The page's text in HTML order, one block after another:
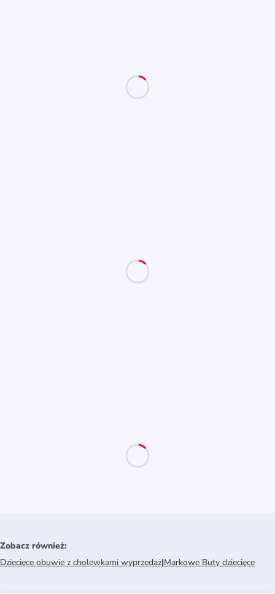
Zobacz również:
Dziecięce obuwie z cholewkami wyprzedaż|Markowe Buty dziecięce